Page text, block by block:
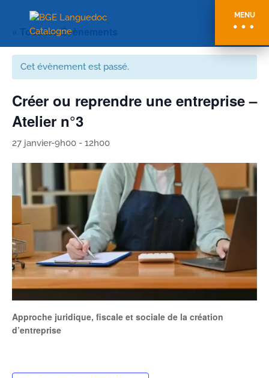
MENU
« Tous les Évènements
Cet évènement est passé.
Créer ou reprendre une entreprise –
Atelier n°3
27 janvier-9h00 - 12h00
Approche juridique, fiscale et sociale de la création
d’entreprise